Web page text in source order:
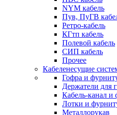
NYM кабель
Пув, ПуГВ
Ретро-кабель
КГтп кабель
Полевой кабель
СИП кабель
Прочее
Кабеленесущие
Гофра и
Держатели для
Кабель-канал и
Лотки и
Металлорукав